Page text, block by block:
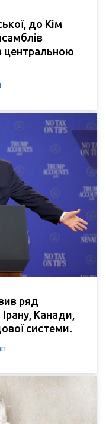
до Кім
центральною
ряд
Канади,
системи.